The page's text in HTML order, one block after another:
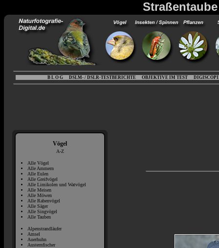
B L O G DSLM- / DSLR-TESTBERICHTE OBJEKTIVE IM TEST
Vögel
A-Z
Alle Vögel
Alle Ammern
Alle Eulen
Alle Greifvögel
Alle Limikolen und Watvögel
Alle Meisen
Alle Möwen
Alle Rabenvögel
Alle Säger
Alle Singvögel
Alle Tauben
Alpenstrandläufer
Amsel
Auerhuhn
Austernfischer